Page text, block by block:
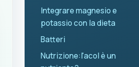
Integrare magnesio e
potassio con la dieta
Batteri
Nutrizione:l'acol è un